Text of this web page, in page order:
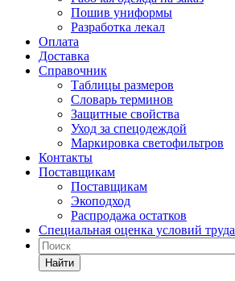
Пошив униформы
Разработка лекал
Оплата
Доставка
Справочник
Таблицы размеров
Словарь терминов
Защитные свойства
Уход за спецодеждой
Маркировка светофильтров
Контакты
Поставщикам
Поставщикам
Экоподход
Распродажа остатков
Специальная оценка условий труда
Найти